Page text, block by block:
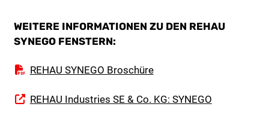
WEITERE INFORMATIONEN ZU DEN REHAU
SYNEGO FENSTERN:
REHAU SYNEGO Broschüre
REHAU Industries SE & Co. KG: SYNEGO